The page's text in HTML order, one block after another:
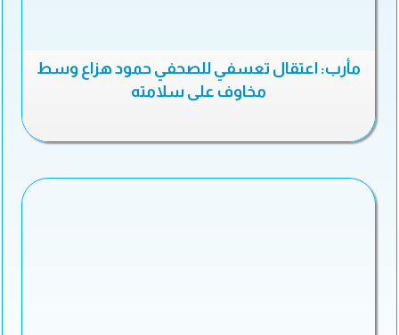
مأرب: اعتقال تعسفي للصحفي حمود هزاع وسط
مخاوف على سلامته